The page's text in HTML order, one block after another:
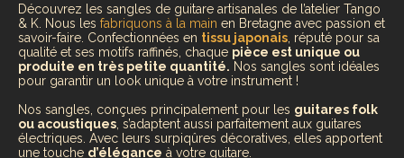
Découvrez les sangles de guitare artisanales de l’atelier Tango
& K. Nous les fabriquons à la main en Bretagne avec passion et
savoir-faire. Confectionnées en tissu japonais , réputé pour sa
qualité et ses motifs raffinés, chaque pièce est unique ou
produite en très petite quantité. Nos sangles sont idéales
pour garantir un look unique à votre instrument !
Nos sangles, conçues principalement pour les guitares folk
ou acoustiques , s’adaptent aussi parfaitement aux guitares
électriques. Avec leurs surpiqûres décoratives, elles apportent
une touche d’élégance à votre guitare.